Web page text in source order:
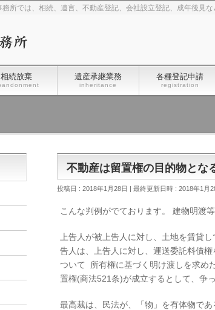
所では、相続、遺言、不動産登記、会社設立登記、成年後見
相続放棄 遺産承継業務
inheritance
各種登記申請
registration
不動産は留置権の目的物とな
投稿日 : 2018年1月28日 最終更新日時 : 2018年1月
こんな判例がでております。 建物明渡
上告人が被上告人に対し、土地を賃貸
告人は、上告人に対し、運送委託料債
ついて 所有権に基づく明け渡しを求め
置権(商法521条)が成立するとして、争
最高裁は、民法が、「物」を有体物で